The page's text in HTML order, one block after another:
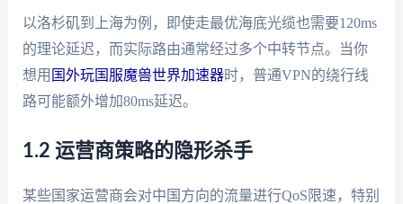
以洛杉矶到上海为例，即使走最优海底光缆也需要120ms
的理论延迟，而实际路由通常经过多个中转节点。当你
想用 国外玩国服魔兽世界加速器时，普通VPN的绕行线
路可能额外增加80ms延迟。
1.2 运营商策略的隐形杀手
某些国家运营商会对中国方向的流量进行QoS限速，特别